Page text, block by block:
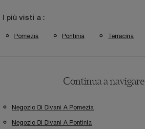
I più visti a :
Pomezia Pontinia Terracina
Continua a navigare
Negozio Di Divani A Pomezia
Negozio Di Divani A Pontinia